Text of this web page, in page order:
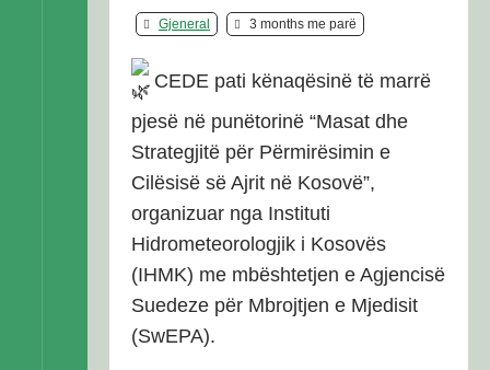
Gjeneral 3 months me parë
CEDE pati kënaqësinë të marrë
pjesë në punëtorinë “Masat dhe
Strategjitë për Përmirësimin e
Cilësisë së Ajrit në Kosovë”,
organizuar nga Instituti
Hidrometeorologjik i Kosovës
(IHMK) me mbështetjen e Agjencisë
Suedeze për Mbrojtjen e Mjedisit
(SwEPA).